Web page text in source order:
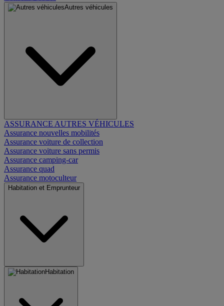
Autres véhicules
ASSURANCE AUTRES VÉHICULES
Assurance nouvelles mobilités
Assurance voiture de collection
Assurance voiture sans permis
Assurance camping-car
Assurance quad
Assurance motoculteur
Habitation et Emprunteur
Habitation